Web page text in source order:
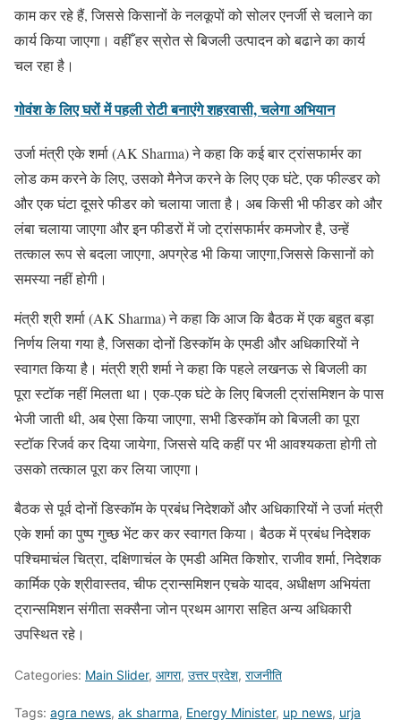
काम कर रहे हैं, जिससे किसानों के नलकूपों को सोलर एनर्जी से चलाने का
कार्य किया जाएगा। वहीँ हर स्रोत से बिजली उत्पादन को बढाने का कार्य
चल रहा है।
गोवंश के लिए घरों में पहली रोटी बनाएंगे शहरवासी, चलेगा अभियान
उर्जा मंत्री एके शर्मा (AK Sharma) ने कहा कि कई बार ट्रांसफार्मर का
लोड कम करने के लिए, उसको मैनेज करने के लिए एक घंटे, एक फील्डर को
और एक घंटा दूसरे फीडर को चलाया जाता है। अब किसी भी फीडर को और
लंबा चलाया जाएगा और इन फीडरों में जो ट्रांसफार्मर कमजोर है, उन्हें
तत्काल रूप से बदला जाएगा, अपग्रेड भी किया जाएगा,जिससे किसानों को
समस्या नहीं होगी।
मंत्री श्री शर्मा (AK Sharma) ने कहा कि आज कि बैठक में एक बहुत बड़ा
निर्णय लिया गया है, जिसका दोनों डिस्कॉम के एमडी और अधिकारियों ने
स्वागत किया है। मंत्री श्री शर्मा ने कहा कि पहले लखनऊ से बिजली का
पूरा स्टॉक नहीं मिलता था। एक-एक घंटे के लिए बिजली ट्रांसमिशन के पास
भेजी जाती थी, अब ऐसा किया जाएगा, सभी डिस्कॉम को बिजली का पूरा
स्टॉक रिजर्व कर दिया जायेगा, जिससे यदि कहीं पर भी आवश्यकता होगी तो
उसको तत्काल पूरा कर लिया जाएगा।
बैठक से पूर्व दोनों डिस्कॉम के प्रबंध निदेशकों और अधिकारियों ने उर्जा मंत्री
एके शर्मा का पुष्प गुच्छ भेंट कर कर स्वागत किया। बैठक में प्रबंध निदेशक
पश्चिमाचंल चित्रा, दक्षिणाचंल के एमडी अमित किशोर, राजीव शर्मा, निदेशक
कार्मिक एके श्रीवास्तव, चीफ ट्रान्समिशन एचके यादव, अधीक्षण अभियंता
ट्रान्समिशन संगीता सक्सैना जोन प्रथम आगरा सहित अन्य अधिकारी
उपस्थित रहे।
Categories: Main Slider, आगरा, उत्तर प्रदेश, राजनीति
Tags: agra news, ak sharma, Energy Minister, up news, urja